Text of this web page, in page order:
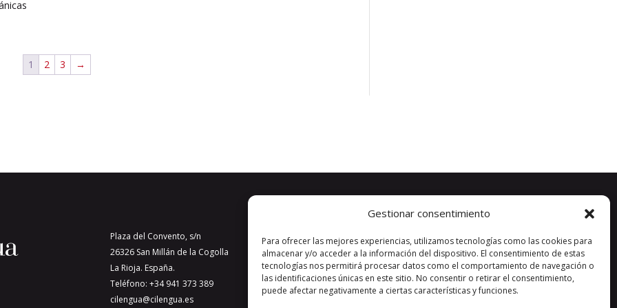
Gestionar consentimiento
Para ofrecer las mejores experiencias, utilizamos tecnologías como las cookies para
almacenar y/o acceder a la información del dispositivo. El consentimiento de estas
tecnologías nos permitirá procesar datos como el comportamiento de navegación o
las identificaciones únicas en este sitio. No consentir o retirar el consentimiento,
puede afectar negativamente a ciertas características y funciones.
1 2 3 →
Plaza del Convento, s/n
26326 San Millán de la Cogolla
La Rioja. España.
Teléfono: +34 941 373 389
cilengua@cilengua.es